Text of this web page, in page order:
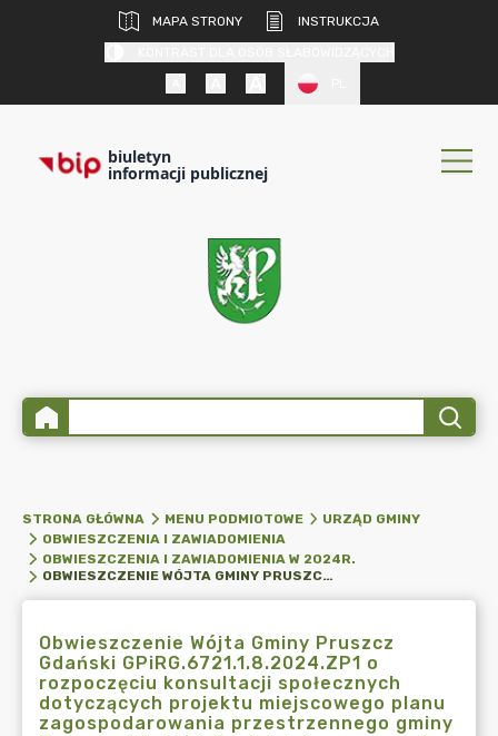
MAPA STRONY
INSTRUKCJA
biuletyn
informacji publicznej
STRONA GŁÓWNA MENU PODMIOTOWE
URZĄD GMINY
OBWIESZCZENIA I ZAWIADOMIENIA
OBWIESZCZENIA I ZAWIADOMIENIA W 2024R.
OBWIESZCZENIE WÓJTA GMINY PRUSZCZ GDAŃSKI GPIRG.6721.1.8.2024.ZP1 O ROZPOCZĘCIU KONSULTACJI SPOŁECZNYCH DOTYCZĄCYCH PROJEKTU MIEJSCOWEGO PLANU ZAGOSPODAROWANIA PRZESTRZENNEGO GMINY PRUSZCZ GDAŃSKI DLA DZIAŁEK O NUMERACH EWIDENCYJNYCH: 42/3 (FRAGMENT), 42/6, 43/2 (FRAGMENT), 43/3, 21/1, 38/7, 44/7, 37/4 (FRAGMENT), 45/4 (FRAGMENT), 46/4 (FRAGMENT), 47/2 (FRAGMENT), 48/2 (FRAGMENT), 49/2 (FRAGMENT), 50/2 (FRAGMENT) W OBRĘBIE BYSTRA
Obwieszczenie Wójta Gminy Pruszcz
Gdański GPiRG.6721.1.8.2024.ZP1 o
rozpoczęciu konsultacji społecznych
dotyczących projektu miejscowego planu
zagospodarowania przestrzennego gminy